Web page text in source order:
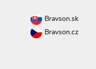
Bravson.sk
Bravson.cz